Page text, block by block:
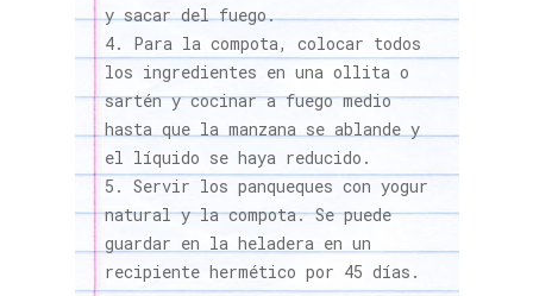
y sacar del fuego.
Para la compota, colocar todos
los ingredientes en una ollita o
sartén y cocinar a fuego medio
hasta que la manzana se ablande y
el líquido se haya reducido.
Servir los panqueques con yogur
natural y la compota. Se puede
guardar en la heladera en un
recipiente hermético por 45 días.